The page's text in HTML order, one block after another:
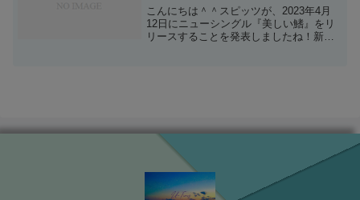
こんにちは＾＾スピッツが、2023年4月
12日にニューシングル『美しい鰭』をリ
リースすることを発表しましたね！新曲